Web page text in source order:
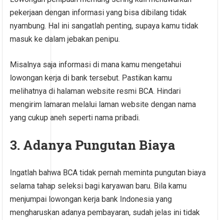
pekerjaan dengan informasi yang bisa dibilang tidak
nyambung. Hal ini sangatlah penting, supaya kamu tidak
masuk ke dalam jebakan penipu.
Misalnya saja informasi di mana kamu mengetahui
lowongan kerja di bank tersebut. Pastikan kamu
melihatnya di halaman website resmi BCA. Hindari
mengirim lamaran melalui laman website dengan nama
yang cukup aneh seperti nama pribadi.
3. Adanya Pungutan Biaya
Ingatlah bahwa BCA tidak pernah meminta pungutan biaya
selama tahap seleksi bagi karyawan baru. Bila kamu
menjumpai lowongan kerja bank Indonesia yang
mengharuskan adanya pembayaran, sudah jelas ini tidak